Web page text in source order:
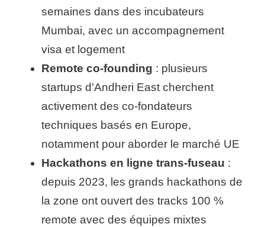
semaines dans des incubateurs
Mumbai, avec un accompagnement
visa et logement
Remote co-founding : plusieurs
startups d'Andheri East cherchent
activement des co-fondateurs
techniques basés en Europe,
notamment pour aborder le marché UE
Hackathons en ligne trans-fuseau :
depuis 2023, les grands hackathons de
la zone ont ouvert des tracks 100 %
remote avec des équipes mixtes